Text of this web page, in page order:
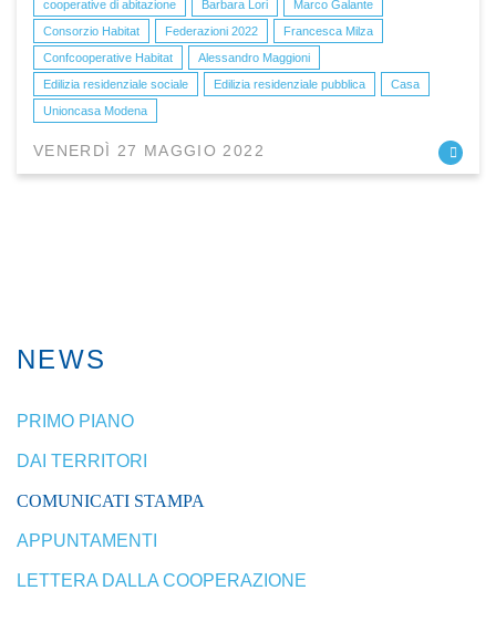
cooperative di abitazione
Barbara Lori
Marco Galante
Consorzio Habitat
Federazioni 2022
Francesca Milza
Confcooperative Habitat
Alessandro Maggioni
Edilizia residenziale sociale
Edilizia residenziale pubblica
Casa
Unioncasa Modena
VENERDÌ 27 MAGGIO 2022
NEWS
PRIMO PIANO
DAI TERRITORI
COMUNICATI STAMPA
APPUNTAMENTI
LETTERA DALLA COOPERAZIONE